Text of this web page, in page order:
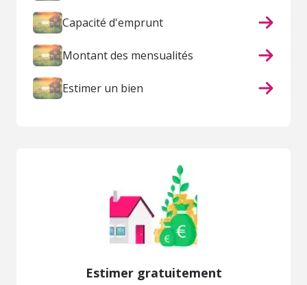
Capacité d'emprunt
Montant des mensualités
Estimer un bien
Estimer gratuitement